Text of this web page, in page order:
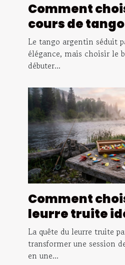
Comment
cours de
pour
Le tango argentin séduit
élégance, mais choisir le
débuter...
Comment
leurre truite
différentes
pêche ?
La quête du leurre truite
transformer une session
en une...